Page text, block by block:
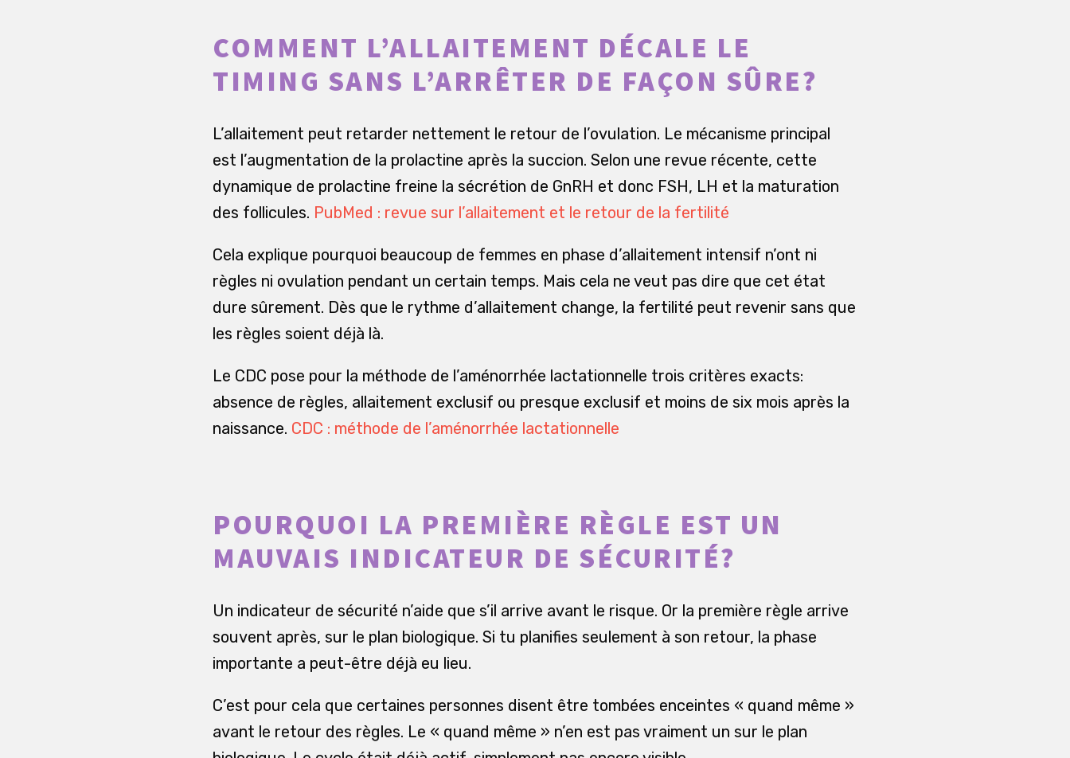
COMMENT L’ALLAITEMENT DÉCALE LE
TIMING SANS L’ARRÊTER DE FAÇON SÛRE?
L’allaitement peut retarder nettement le retour de l’ovulation. Le mécanisme principal
est l’augmentation de la prolactine après la succion. Selon une revue récente, cette
dynamique de prolactine freine la sécrétion de GnRH et donc FSH, LH et la maturation
des follicules. PubMed : revue sur l’allaitement et le retour de la fertilité
Cela explique pourquoi beaucoup de femmes en phase d’allaitement intensif n’ont ni
règles ni ovulation pendant un certain temps. Mais cela ne veut pas dire que cet état
dure sûrement. Dès que le rythme d’allaitement change, la fertilité peut revenir sans que
les règles soient déjà là.
Le CDC pose pour la méthode de l’aménorrhée lactationnelle trois critères exacts:
absence de règles, allaitement exclusif ou presque exclusif et moins de six mois après la
naissance. CDC : méthode de l’aménorrhée lactationnelle
POURQUOI LA PREMIÈRE RÈGLE EST UN
MAUVAIS INDICATEUR DE SÉCURITÉ?
Un indicateur de sécurité n’aide que s’il arrive avant le risque. Or la première règle arrive
souvent après, sur le plan biologique. Si tu planifies seulement à son retour, la phase
importante a peut-être déjà eu lieu.
C’est pour cela que certaines personnes disent être tombées enceintes « quand même »
avant le retour des règles. Le « quand même » n’en est pas vraiment un sur le plan